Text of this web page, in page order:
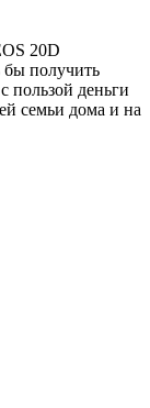
20D
бы получить
пользой деньги
семьи дома и на